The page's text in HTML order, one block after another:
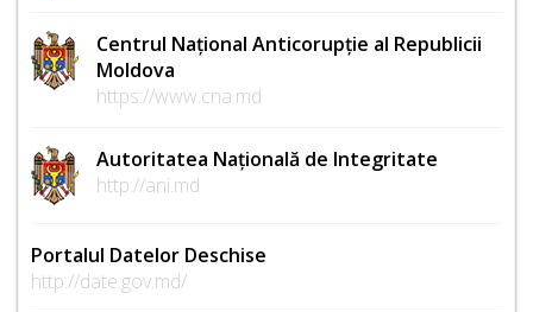
Centrul Național Anticorupție al Republicii
Moldova
https://www.cna.md
Autoritatea Națională de Integritate
http://ani.md
Portalul Datelor Deschise
http://date.gov.md/